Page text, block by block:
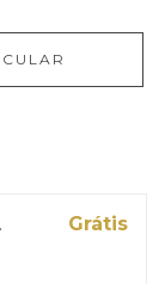
Grátis